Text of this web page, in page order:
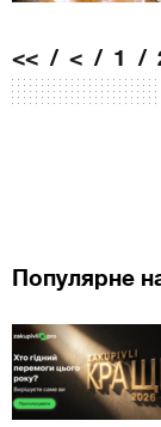
<< < 1
Популярне